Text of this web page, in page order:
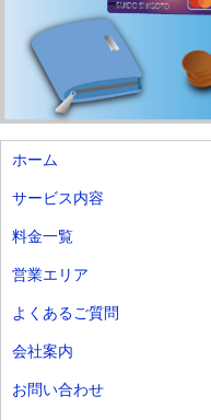
ホーム
サービス内容
料金一覧
営業エリア
よくあるご質問
会社案内
お問い合わせ